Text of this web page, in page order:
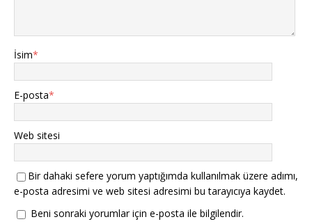
İsim*
E-posta*
Web sitesi
Bir dahaki sefere yorum yaptığımda kullanılmak üzere adımı,
e-posta adresimi ve web sitesi adresimi bu tarayıcıya kaydet.
Beni sonraki yorumlar için e-posta ile bilgilendir.